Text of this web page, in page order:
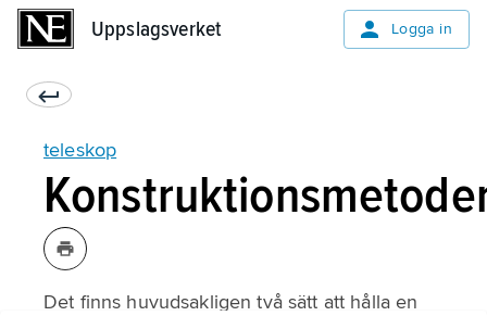
Uppslagsverket Logga in
teleskop
Det finns huvudsakligen två sätt att hålla en